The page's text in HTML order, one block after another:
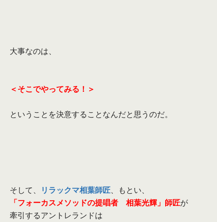
大事なのは、
＜そこでやってみる！＞
ということを決意することなんだと思うのだ。
そして、 リラックマ相葉師匠 、もとい、
「フォーカスメソッドの提唱者 相葉光輝」師匠が
牽引するアントレランドは